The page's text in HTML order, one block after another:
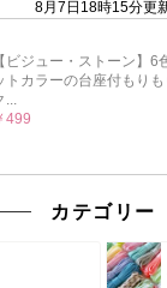
カテゴリー